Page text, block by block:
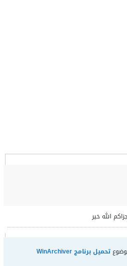
الله خير
تحميل برنامج WinArchiver